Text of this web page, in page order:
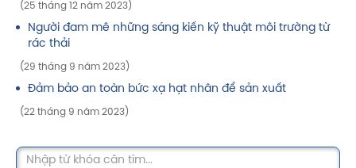
(25 tháng 12 năm 2023)
Người đam mê những sáng kiến kỹ thuật môi trường từ
rác thải
(29 tháng 9 năm 2023)
Đảm bảo an toàn bức xạ hạt nhân để sản xuất
(22 tháng 9 năm 2023)